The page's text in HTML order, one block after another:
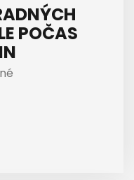
POČAS